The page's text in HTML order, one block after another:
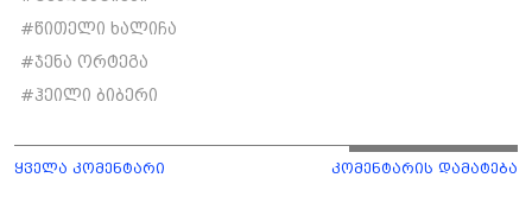
#წითელი ხალიჩა
#ჯენა ორტეგა
#ჰეილი ბიბერი
ყველა კომენტარი კომენტარის დამატება